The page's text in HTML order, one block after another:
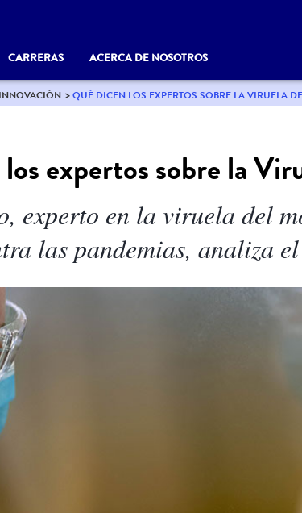
CARRERAS ACERCA DE NOSOTROS
QUÉ DICEN LOS EXPERTOS SOBRE LA VIRUELA
expertos sobre la
experto en la viruela del
las pandemias, analiza